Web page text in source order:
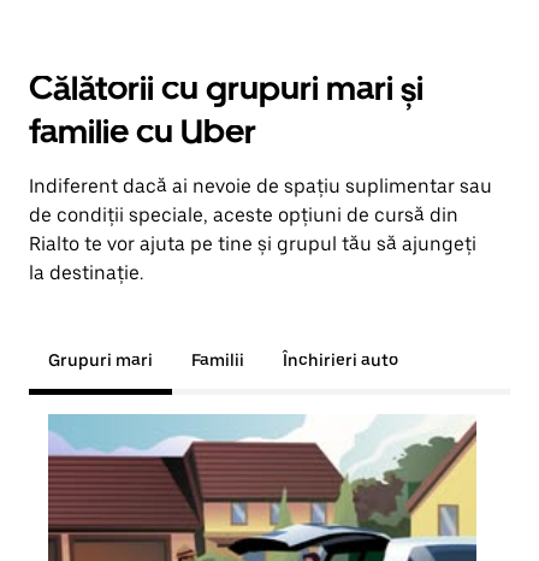
Călătorii cu grupuri mari și
familie cu Uber
Indiferent dacă ai nevoie de spațiu suplimentar sau
de condiții speciale, aceste opțiuni de cursă din
Rialto te vor ajuta pe tine și grupul tău să ajungeți
la destinație.
Grupuri mari Familii Închirieri auto